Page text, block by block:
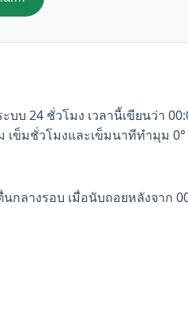
บ 24 ชั่วโมง เวลานี้เขียนว่า
เข็มชั่วโมงและเข็มนาทีทำมุม
ลางรอบ เมื่อนับถอยหลังจาก